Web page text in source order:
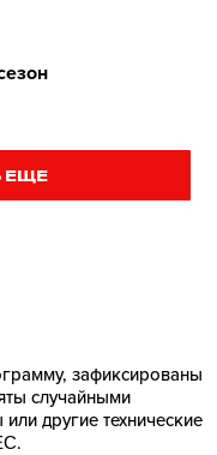
ЕЩЕ
зафиксированы
случайными
другие технические